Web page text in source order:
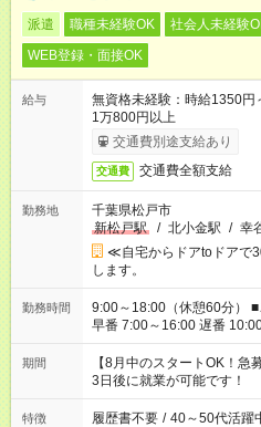
派遣 職種未経験OK 社会人未経験
WEB登録・面接OK
給与
無資格未経験：時給1350
1万800円以上
交通費別途支給あり
交通費 交通費全額支給
勤務地
千葉県松戸市
新松戸駅
/ 北小金駅 / 幸
≪自宅からドアtoドアで
します。
勤務時間
9:00～18:00（休憩60分） ■ご希望があれば下記シフトもOK！
早番 7:00～16:00 遅番 10:00
と休みを合わせたい」 「余
「できれば残業はしたく
ね。 ※Wワーク希望の方へ 今ご覧のお仕事で希望する勤務時間
と、もう1つのお仕事の勤
合は応募できません。
期間
【8月中のスタートOK！
3日後に就業が可能です！
特徴 履歴書不要 / 40～50代活躍